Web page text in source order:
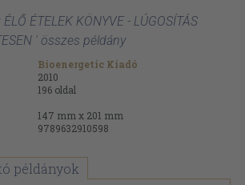
ÉTELEK KÖNYVE - LÚGOSÍTÁS
' összes példány
Bioenergetic Kiadó
2010
196 oldal
147 mm x 201 mm
9789632910598
példányok